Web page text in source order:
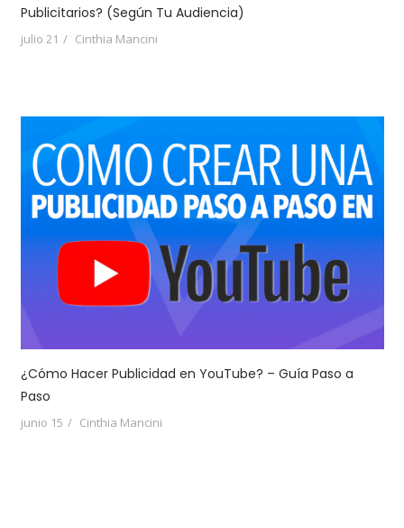
Publicitarios? (Según Tu Audiencia)
julio 21 Cinthia Mancini
¿Cómo Hacer Publicidad en YouTube? – Guía Paso a
Paso
junio 15 Cinthia Mancini